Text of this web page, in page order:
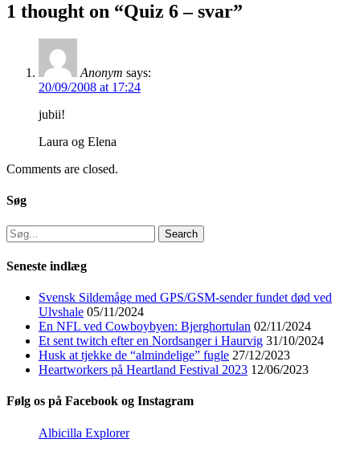
1 thought on “Quiz 6 – svar”
Anonym says:
20/09/2008 at 17:24
jubii!
Laura og Elena
Comments are closed.
Søg
Search
for:
Seneste indlæg
Svensk Sildemåge med GPS/GSM-sender fundet død ved
Ulvshale 05/11/2024
En NFL ved Cowboybyen: Bjerghortulan 02/11/2024
Et sent twitch efter en Nordsanger i Haurvig 31/10/2024
Husk at tjekke de “almindelige” fugle 27/12/2023
Heartworkers på Heartland Festival 2023 12/06/2023
Følg os på Facebook og Instagram
Albicilla Explorer